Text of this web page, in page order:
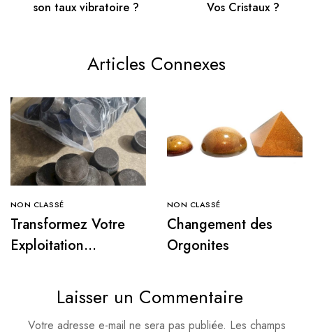
son taux vibratoire ?
Vos Cristaux ?
Articles Connexes
NON CLASSÉ
Transformez Votre
Exploitation
Orgonites Tower
NON CLASSÉ
Changement des
Orgonites
Laisser un Commentaire
Votre adresse e-mail ne sera pas publiée. Les champs